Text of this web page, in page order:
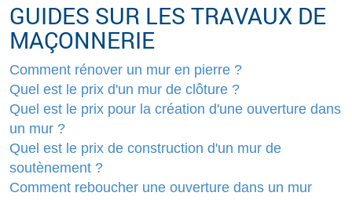
GUIDES SUR LES TRAVAUX DE
MAÇONNERIE
Comment rénover un mur en pierre ?
Quel est le prix d'un mur de clôture ?
Quel est le prix pour la création d'une ouverture dans
un mur ?
Quel est le prix de construction d'un mur de
soutènement ?
Comment reboucher une ouverture dans un mur